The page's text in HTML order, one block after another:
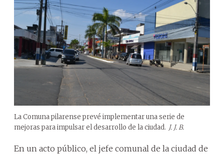
La Comuna pilarense prevé implementar una serie de
mejoras para impulsar el desarrollo de la ciudad. J. J. B.
En un acto público, el jefe comunal de la ciudad de